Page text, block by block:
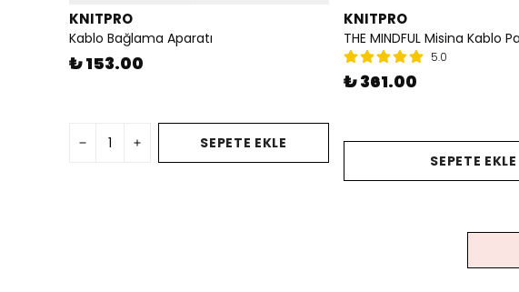
KNITPRO
Kablo Bağlama Aparatı
₺ 153.00
SEPETE EKLE
KNITPRO
5.0
₺ 361.00
SEPETE EKLE